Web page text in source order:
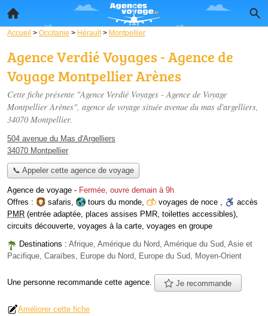
Accueil > Occitanie > Hérault > Montpellier
Agence Verdié Voyages - Agence de
Voyage Montpellier Arènes
Cette fiche présente "Agence Verdié Voyages - Agence de Voyage
Montpellier Arènes", agence de voyage située avenue du mas d'argelliers,
34070 Montpellier.
504 avenue du Mas d'Argelliers
34070 Montpellier
📞 Appeler cette agence de voyage
Agence de voyage - Fermée, ouvre demain à 9h
Offres :
safaris, tours du monde, voyages de noce ,
accès
PMR (entrée adaptée, places assises PMR, toilettes accessibles),
circuits découverte, voyages à la carte, voyages en groupe
Destinations : Afrique, Amérique du Nord, Amérique du Sud, Asie et
Pacifique, Caraïbes, Europe du Nord, Europe du Sud, Moyen-Orient
Une personne recommande cette agence. Je recommande
Améliorer cette fiche